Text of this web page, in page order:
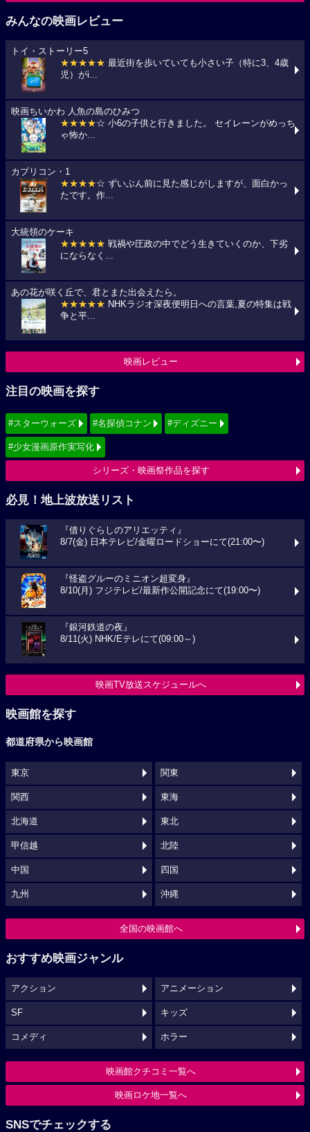
みんなの映画レビュー
トイ・ストーリー5
★★★★★ 最近街を歩いていても小さい子（特に3、4歳
児）がi...
映画ちいかわ 人魚の島のひみつ
★★★★☆ 小6の子供と行きました。 セイレーンがめっち
ゃ怖か...
カプリコン・1
★★★★☆ ずいぶん前に見た感じがしますが、面白かっ
たです。作...
大統領のケーキ
★★★★★ 戦禍や圧政の中でどう生きていくのか、下劣
にならなく...
あの花が咲く丘で、君とまた出会えたら。
★★★★★ NHKラジオ深夜便明日への言葉,夏の特集は戦
争と平...
映画レビュー
注目の映画を探す
#スターウォーズ #名探偵コナン #ディズニー
#少女漫画原作実写化
シリーズ・映画祭作品を探す
必見！地上波放送リスト
『借りぐらしのアリエッティ』
8/7(金) 日本テレビ/金曜ロードショーにて(21:00〜)
『怪盗グルーのミニオン超変身』
8/10(月) フジテレビ/最新作公開記念にて(19:00〜)
『銀河鉄道の夜』
8/11(火) NHK/Eテレにて(09:00～)
映画TV放送スケジュールへ
映画館を探す
都道府県から映画館
東京 関東
関西 東海
北海道 東北
甲信越 北陸
中国 四国
九州 沖縄
全国の映画館へ
おすすめ映画ジャンル
アクション アニメーション
SF キッズ
コメディ ホラー
映画館クチコミ一覧へ
映画ロケ地一覧へ
SNSでチェックする